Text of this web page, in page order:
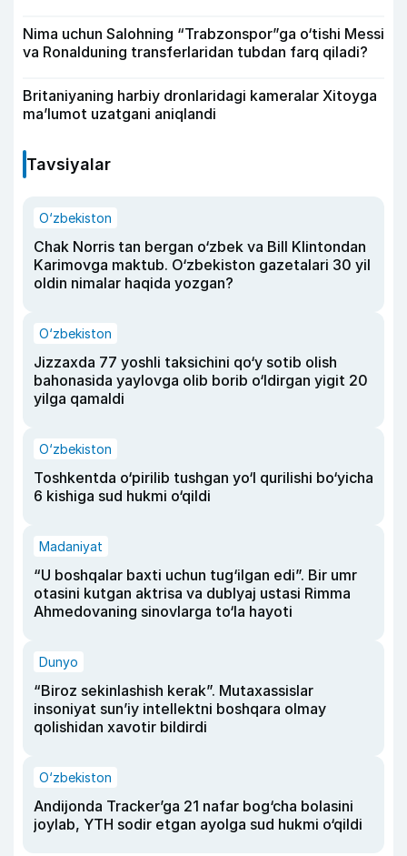
Nima uchun Salohning “Trabzonspor”ga o‘tishi Messi
va Ronalduning transferlaridan tubdan farq qiladi?
Britaniyaning harbiy dronlaridagi kameralar Xitoyga
ma’lumot uzatgani aniqlandi
Tavsiyalar
O‘zbekiston
Chak Norris tan bergan o‘zbek va Bill Klintondan
Karimovga maktub. O‘zbekiston gazetalari 30 yil
oldin nimalar haqida yozgan?
O‘zbekiston
Jizzaxda 77 yoshli taksichini qo‘y sotib olish
bahonasida yaylovga olib borib o‘ldirgan yigit 20
yilga qamaldi
O‘zbekiston
Toshkentda o‘pirilib tushgan yo‘l qurilishi bo‘yicha
6 kishiga sud hukmi o‘qildi
Madaniyat
“U boshqalar baxti uchun tug‘ilgan edi”. Bir umr
otasini kutgan aktrisa va dublyaj ustasi Rimma
Ahmedovaning sinovlarga to‘la hayoti
Dunyo
“Biroz sekinlashish kerak”. Mutaxassislar
insoniyat sun’iy intellektni boshqara olmay
qolishidan xavotir bildirdi
O‘zbekiston
Andijonda Tracker’ga 21 nafar bog‘cha bolasini
joylab, YTH sodir etgan ayolga sud hukmi o‘qildi